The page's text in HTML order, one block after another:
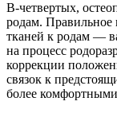
В-четвертых,
родам. Правильное
тканей к родам —
на процесс
коррекции
связок к
более